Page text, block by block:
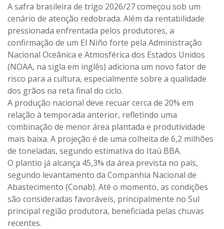
A safra brasileira de trigo 2026/27 começou sob um
cenário de atenção redobrada. Além da rentabilidade
pressionada enfrentada pelos produtores, a
confirmação de um El Niño forte pela Administração
Nacional Oceânica e Atmosférica dos Estados Unidos
(NOAA, na sigla em inglês) adiciona um novo fator de
risco para a cultura, especialmente sobre a qualidade
dos grãos na reta final do ciclo.
A produção nacional deve recuar cerca de 20% em
relação à temporada anterior, refletindo uma
combinação de menor área plantada e produtividade
mais baixa. A projeção é de uma colheita de 6,2 milhões
de toneladas, segundo estimativa do Itaú BBA.
O plantio já alcança 45,3% da área prevista no país,
segundo levantamento da Companhia Nacional de
Abastecimento (Conab). Até o momento, as condições
são consideradas favoráveis, principalmente no Sul
principal região produtora, beneficiada pelas chuvas
recentes.